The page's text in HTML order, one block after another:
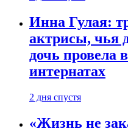
Инна Гулая:
актрисы, чья
дочь провела
интернатах
2 дня спустя
«Жизнь не